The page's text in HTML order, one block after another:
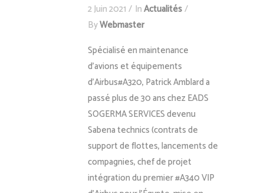
2 Juin 2021 InActualités
ByWebmaster
Spécialisé en maintenance
d’avions et équipements
d’Airbus#A320, Patrick Amblard a
passé plus de 30 ans chez EADS
SOGERMA SERVICES devenu
Sabena technics (contrats de
support de flottes, lancements de
compagnies, chef de projet
intégration du premier #A340 VIP